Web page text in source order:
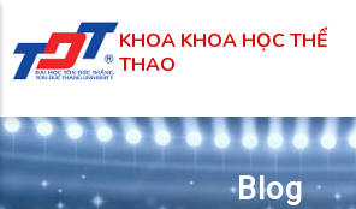
đến
nội
dung
KHOA KHOA HỌC THỂ
THAO
Blog